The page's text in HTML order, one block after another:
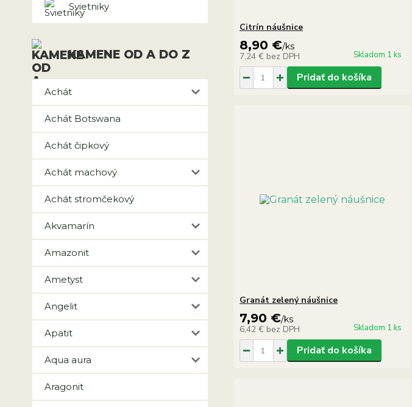
Svietniky
KAMENE OD A DO Z
Achát
Achát Botswana
Achát čipkový
Achát machový
Achát stromčekový
Akvamarín
Amazonit
Ametyst
Angelit
Apatit
Aqua aura
Aragonit
Citrín náušnice
8,90 €/ks
7,24 € bez DPH Skladom 1 ks
Pridať do košíka
Granát zelený náušnice
7,90 €/ks
6,42 € bez DPH Skladom 1 ks
Pridať do košíka